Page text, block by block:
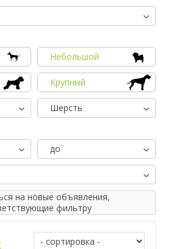
32 38 45 51 58 64 70 77
80
Небольшой
Крупный
Шерсть
до
на новые объявления,
фильтру